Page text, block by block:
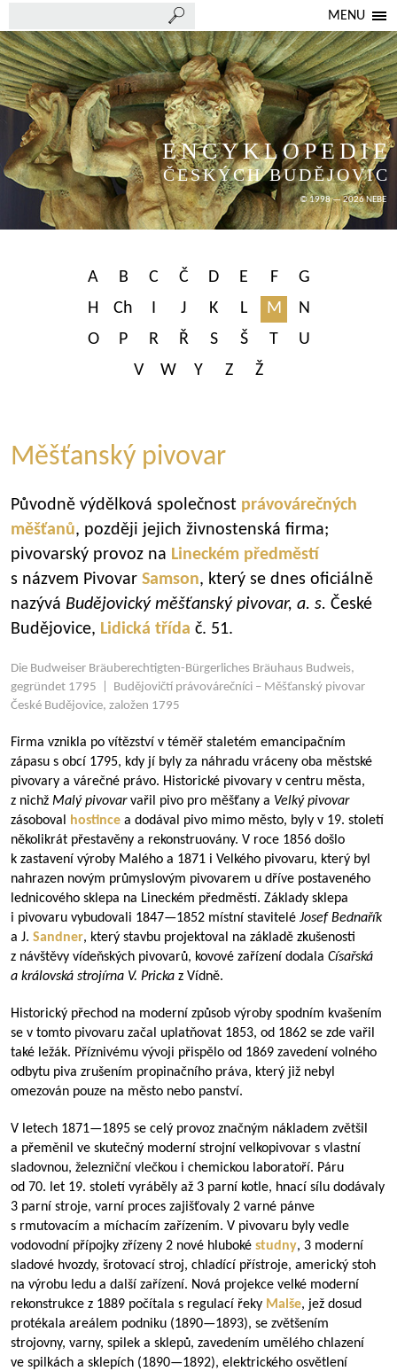
MENU
ENCYKLOPEDIE
ČESKÝCH BUDĚJOVIC
© 1998 — 2026 NEBE
A B C Č D E F
G
H
Ch I J K L M
N
O
P R Ř S Š T
U
V
W Y Z Ž
Měšťanský pivovar
Původně výdělková společnost právovárečných
měšťanů, později jejich živnostenská firma;
pivovarský provoz na Lineckém předměstí
s názvem Pivovar Samson, který se dnes oficiálně
nazývá Budějovický měšťanský pivovar, a. s. České
Budějovice, Lidická třída č. 51.
Die Budweiser Bräuberechtigten-Bürgerliches Bräuhaus Budweis,
gegründet 1795 | Budějovičtí právovárečníci – Měšťanský pivovar
České Budějovice, založen 1795
Firma vznikla po vítězství v téměř staletém emancipačním
zápasu s obcí 1795, kdy jí byly za náhradu vráceny oba městské
pivovary a várečné právo. Historické pivovary v centru města,
z nichž Malý pivovarvařil pivo pro měšťany a Velký pivovar
zásoboval
hostince a dodával pivo mimo město, byly v 19. století
několikrát přestavěny a rekonstruovány. V roce 1856 došlo
k zastavení výroby Malého a 1871 i Velkého pivovaru, který byl
nahrazen novým průmyslovým pivovarem u dříve postaveného
lednicového sklepa na Lineckém předměstí. Základy sklepa
i pivovaru vybudovali 1847—1852 místní stavitelé Josef Bednařík
a J. Sandner, který stavbu projektoval na základě zkušenosti
z návštěvy vídeňských pivovarů, kovové zařízení dodala Císařská
a královská strojírna V. Pricka z Vídně.
Historický přechod na moderní způsob výroby spodním kvašením
se v tomto pivovaru začal uplatňovat 1853, od 1862 se zde vařil
také ležák. Příznivému vývoji přispělo od 1869 zavedení volného
odbytu piva zrušením propinačního práva, který již nebyl
omezován pouze na město nebo panství.
V letech 1871—1895 se celý provoz značným nákladem zvětšil
a přeměnil ve skutečný moderní strojní velkopivovar s vlastní
sladovnou, železniční vlečkou i chemickou laboratoří. Páru
od 70. let 19. století vyráběly až 3 parní kotle, hnací sílu dodávaly
3 parní stroje, varní proces zajišťovaly 2 varné pánve
s rmutovacím a míchacím zařízením. V pivovaru byly vedle
vodovodní přípojky zřízeny 2 nové hluboké studny, 3 moderní
sladové hvozdy, šrotovací stroj, chladící přístroje, americký stoh
na výrobu ledu a další zařízení. Nová projekce velké moderní
rekonstrukce z 1889 počítala s regulací řeky Malše, jež dosud
protékala areálem podniku (1890—1893), se zvětšením
strojovny, varny, spilek a sklepů, zavedením umělého chlazení
ve spilkách a sklepích (1890—1892), elektrického osvětlení